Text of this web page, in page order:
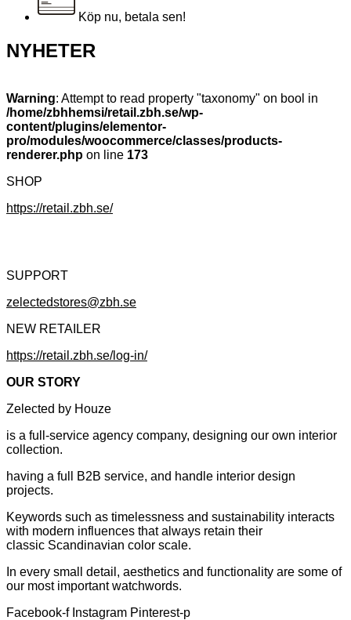
Köp nu, betala sen!
NYHETER
Warning: Attempt to read property "taxonomy" on bool in
/home/zbhhemsi/retail.zbh.se/wp-
content/plugins/elementor-
pro/modules/woocommerce/classes/products-
renderer.php on line 173
SHOP
https://retail.zbh.se/
SUPPORT
zelectedstores@zbh.se
NEW RETAILER
https://retail.zbh.se/log-in/
OUR STORY
Zelected by Houze
is a full-service agency company, designing our own interior
collection.
having a full B2B service, and handle interior design
projects.
Keywords such as timelessness and sustainability interacts
with modern influences that always retain their
classic Scandinavian color scale.
In every small detail, aesthetics and functionality are some of
our most important watchwords.
Facebook-f Instagram Pinterest-p